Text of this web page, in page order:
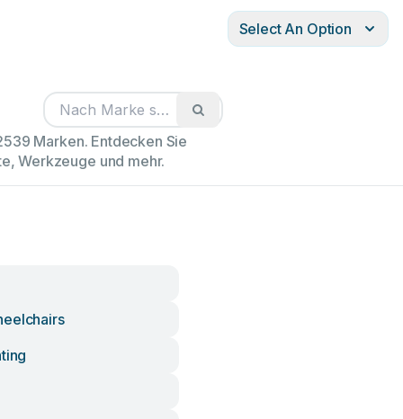
Select An Option
Marken. Entdecken Sie
Werkzeuge und mehr.